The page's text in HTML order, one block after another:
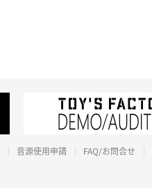
音源使用申請 FAQ/お問合せ